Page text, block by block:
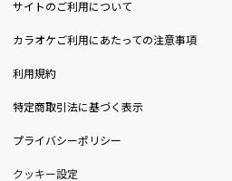
サイトのご利用について
カラオケご利用にあたっての注意事項
利用規約
特定商取引法に基づく表示
プライバシーポリシー
クッキー設定